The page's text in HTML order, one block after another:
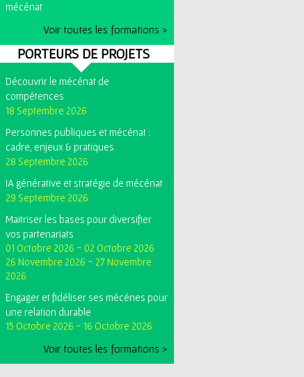
mécénat
Voir toutes les formations >
PORTEURS DE PROJETS
Découvrir le mécénat de
compétences
18 Septembre 2026
Personnes publiques et mécénat :
cadre, enjeux & pratiques
28 Septembre 2026
IA générative et stratégie de mécénat
29 Septembre 2026
Maitriser les bases pour diversifier
vos partenariats
01 Octobre 2026 - 02 Octobre 2026
26 Novembre 2026 - 27 Novembre
2026
Engager et fidéliser ses mécénes pour
une relation durable
15 Octobre 2026 - 16 Octobre 2026
Voir toutes les formations >